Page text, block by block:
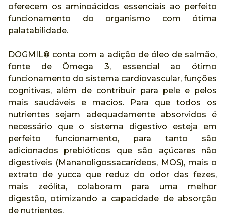
oferecem os aminoácidos essenciais ao perfeito
funcionamento do organismo com ótima
palatabilidade.
DOGMIL®️ conta com a adição de óleo de salmão,
fonte de Ômega 3, essencial ao ótimo
funcionamento do sistema cardiovascular, funções
cognitivas, além de contribuir para pele e pelos
mais saudáveis e macios. Para que todos os
nutrientes sejam adequadamente absorvidos é
necessário que o sistema digestivo esteja em
perfeito funcionamento, para tanto são
adicionados prebióticos que são açúcares não
digestíveis (Mananoligossacarídeos, MOS), mais o
extrato de yucca que reduz do odor das fezes,
mais zeólita, colaboram para uma melhor
digestão, otimizando a capacidade de absorção
de nutrientes.